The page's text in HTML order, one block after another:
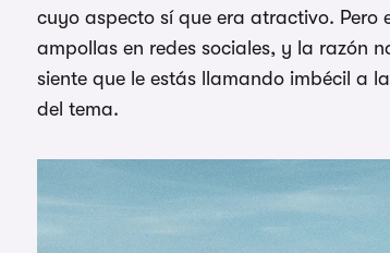
cuyo aspecto sí que era atractivo.
ampollas en redes sociales, y la razón
siente que le estás llamando imbécil a
del tema.